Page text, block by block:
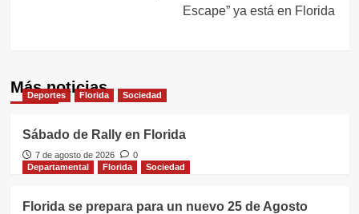
Escape” ya está en Florida
Más noticias
Deportes Florida Sociedad
Sábado de Rally en Florida
7 de agosto de 2026
0
Departamental
Florida Sociedad
Florida se prepara para un nuevo 25 de Agosto